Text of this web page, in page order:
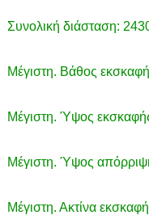
Συνολική διάσταση:
Μέγιστη. Βάθος
Μέγιστη. Ύψος
Μέγιστη. Ύψος
Μέγιστη. Ακτίνα